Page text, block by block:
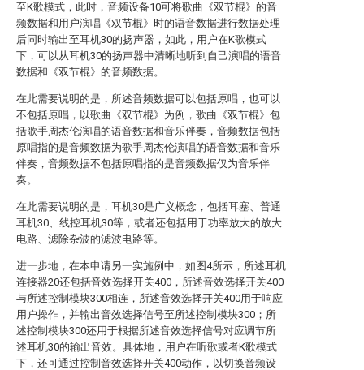
至K歌模式，此时，音频设备10可将歌曲《双节棍》的音
频数据和用户演唱《双节棍》时的语音数据进行数据处理
后同时输出至耳机30的扬声器，如此，用户在K歌模式
下，可以从耳机30的扬声器中清晰地听到自己演唱的语音
数据和《双节棍》的音频数据。
在此需要说明的是，所述音频数据可以包括原唱，也可以
不包括原唱，以歌曲《双节棍》为例，歌曲《双节棍》包
括歌手周杰伦演唱的语音数据和音乐伴奏，音频数据包括
原唱指的是音频数据为歌手周杰伦演唱的语音数据和音乐
伴奏，音频数据不包括原唱指的是音频数据仅为音乐伴
奏。
在此需要说明的是，耳机30是广义概念，包括耳塞、普通
耳机30、线控耳机30等，或者还包括用于功率放大的放大
电路、滤除杂波的滤波电路等。
进一步地，在本申请另一实施例中，如图4所示，所述耳机
连接器20还包括音效选择开关400，所述音效选择开关400
与所述控制模块300相连，所述音效选择开关400用于响应
用户操作，并输出音效选择信号至所述控制模块300；所
述控制模块300还用于根据所述音效选择信号对应调节所
述耳机30的输出音效。具体地，用户在听歌或者K歌模式
下，还可通过控制音效选择开关400动作，以切换音频设